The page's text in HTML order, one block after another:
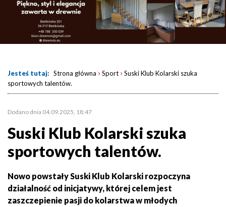
Jesteś tutaj: Strona główna › Sport › Suski Klub Kolarski szuka
sportowych talentów.
Dodano dnia 04.09.2025, 18:47
Suski Klub Kolarski szuka
sportowych talentów.
Nowo powstały Suski Klub Kolarski rozpoczyna
działalność od inicjatywy, której celem jest
zaszczepienie pasji do kolarstwa w młodych